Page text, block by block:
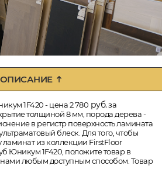
ОПИСАНИЕ
1F420 - цена 2 780 руб.за
толщиной 8 мм, порода дерева -
в регистр поверхность ламината
блеск. Для того, чтобы
ламинат из коллекции FirstFloor
Юникум 1F420, положите товар в
нами любым доступным способом. Товар